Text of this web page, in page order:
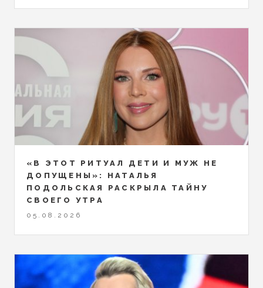
«В ЭТОТ РИТУАЛ ДЕТИ И МУЖ НЕ
ДОПУЩЕНЫ»: НАТАЛЬЯ
ПОДОЛЬСКАЯ РАСКРЫЛА ТАЙНУ
СВОЕГО УТРА
05.08.2026